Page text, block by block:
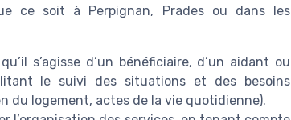
ce soit à Perpignan, Prades ou dans les
s’agisse d’un bénéficiaire, d’un aidant ou
le suivi des situations et des besoins
du logement, actes de la vie quotidienne).